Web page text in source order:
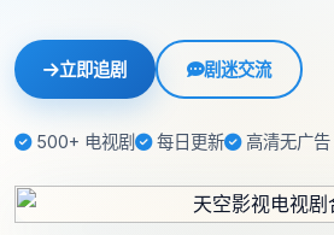
立即追剧 剧迷交流
500+ 电视剧 每日更新 高清无广告